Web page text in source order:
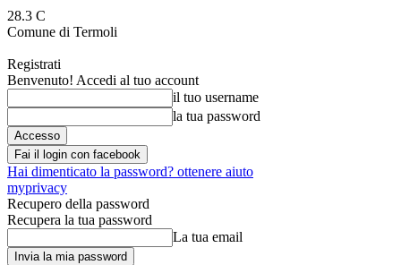
28.3 C
Comune di Termoli
Registrati
Benvenuto! Accedi al tuo account
il tuo username
la tua password
Fai il login con facebook
Hai dimenticato la password? ottenere aiuto
myprivacy
Recupero della password
Recupera la tua password
La tua email